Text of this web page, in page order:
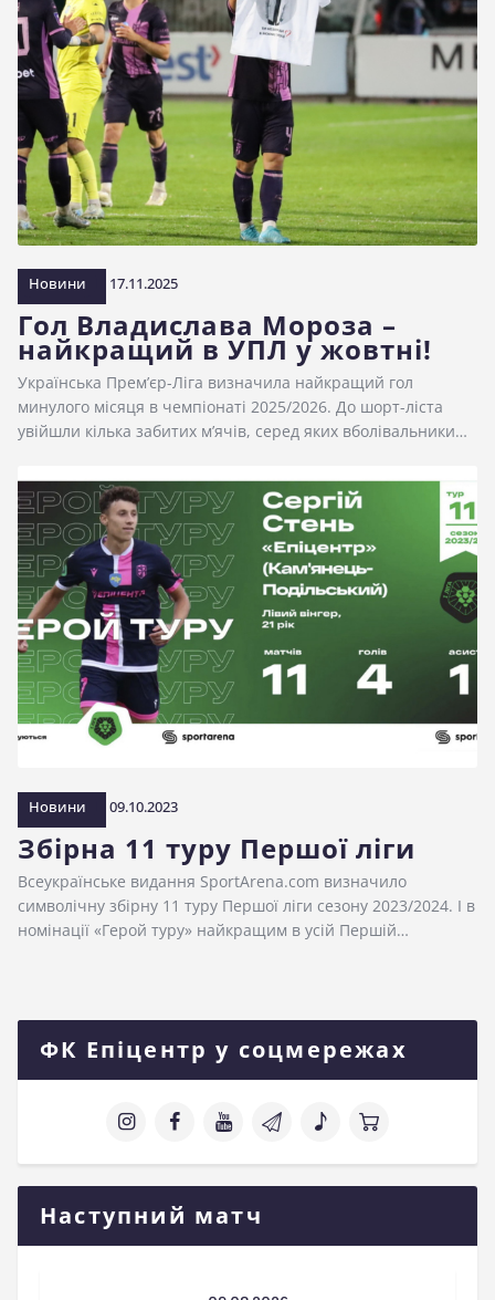
Новини 17.11.2025
Гол Владислава Мороза –
найкращий в УПЛ у жовтні!
Українська Прем’єр-Ліга визначила найкращий гол
минулого місяця в чемпіонаті 2025/2026. До шорт-ліста
увійшли кілька забитих м’ячів, серед яких вболівальники…
Новини 09.10.2023
Збірна 11 туру Першої ліги
Всеукраїнське видання SportArena.com визначило
символічну збірну 11 туру Першої ліги сезону 2023/2024. І в
номінації «Герой туру» найкращим в усій Першій…
ФК Епіцентр у соцмережах
Наступний матч